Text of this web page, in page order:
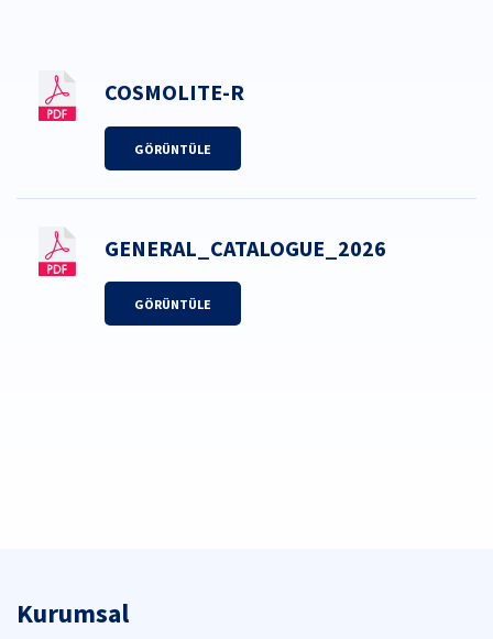
COSMOLITE-R
GÖRÜNTÜLE
GENERAL_CATALOGUE_2026
GÖRÜNTÜLE
Kurumsal